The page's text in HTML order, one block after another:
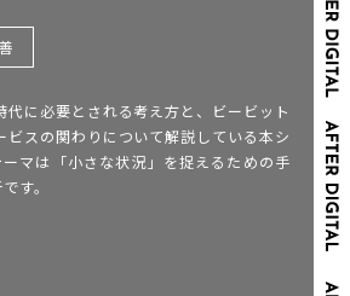
代に必要とされる考え方と、ビービット
ビスの関わりについて解説している本シ
マは「小さな状況」を捉えるための手
す。